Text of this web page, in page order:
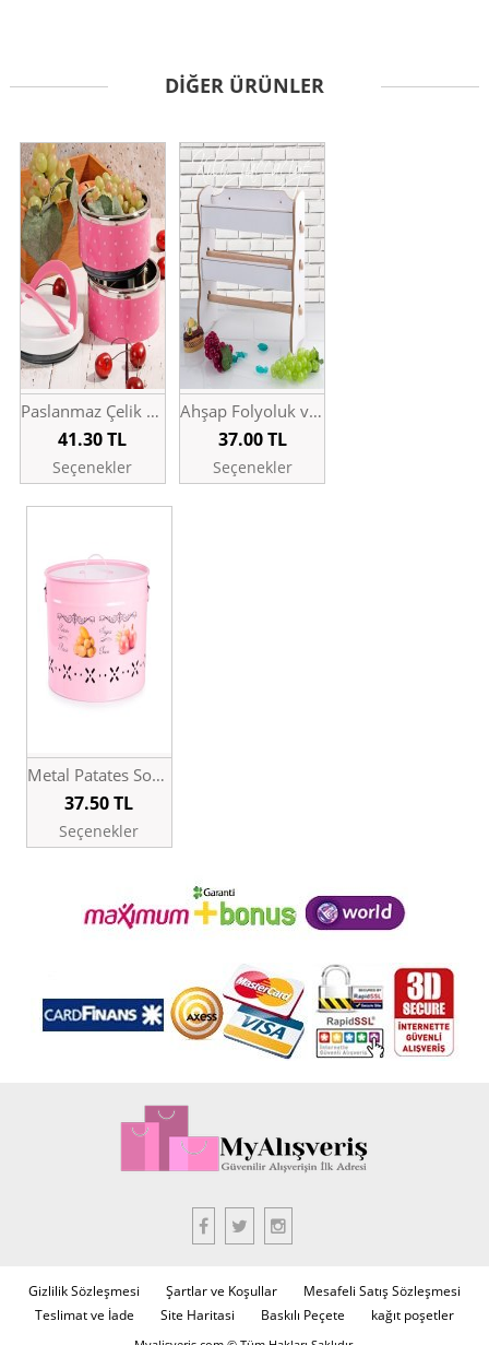
DIĞER ÜRÜNLER
Paslanmaz Çelik 2 Katlı Yemek Saklama Kabı
41.30TL
Seçenekler
Ahşap Folyoluk ve Havluluk
37.00TL
Seçenekler
Metal Patates Soğan Saklama Kabı – İki Bölmeli
37.50TL
Seçenekler
Gizlilik Sözleşmesi Şartlar ve Koşullar
Mesafeli Satış Sözleşmesi
Teslimat ve İade
Site Haritasi Baskılı Peçete kağıt poşetler